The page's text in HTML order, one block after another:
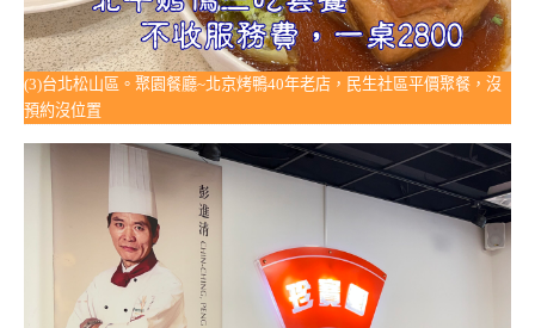
(3)台北松山區。聚園餐廳~北京烤鴨40年老店，民生社區平價聚餐，沒
預約沒位置